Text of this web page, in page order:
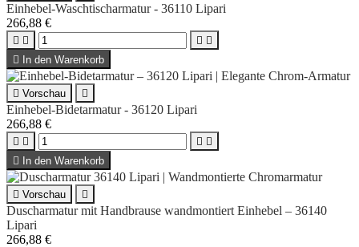
Einhebel-Waschtischarmatur - 36110 Lipari
266,88 €
   
 In den Warenkorb
 Vorschau 
Einhebel-Bidetarmatur - 36120 Lipari
266,88 €
   
 In den Warenkorb
 Vorschau 
Duscharmatur mit Handbrause wandmontiert Einhebel – 36140
Lipari
266,88 €